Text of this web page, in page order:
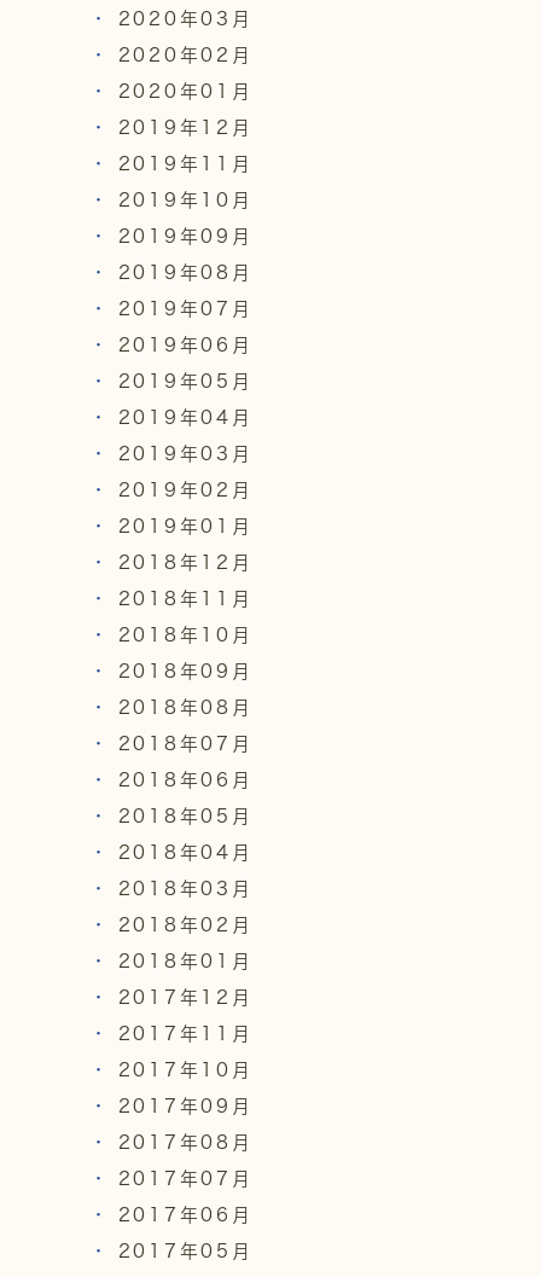
2020年03月
2020年02月
2020年01月
2019年12月
2019年11月
2019年10月
2019年09月
2019年08月
2019年07月
2019年06月
2019年05月
2019年04月
2019年03月
2019年02月
2019年01月
2018年12月
2018年11月
2018年10月
2018年09月
2018年08月
2018年07月
2018年06月
2018年05月
2018年04月
2018年03月
2018年02月
2018年01月
2017年12月
2017年11月
2017年10月
2017年09月
2017年08月
2017年07月
2017年06月
2017年05月